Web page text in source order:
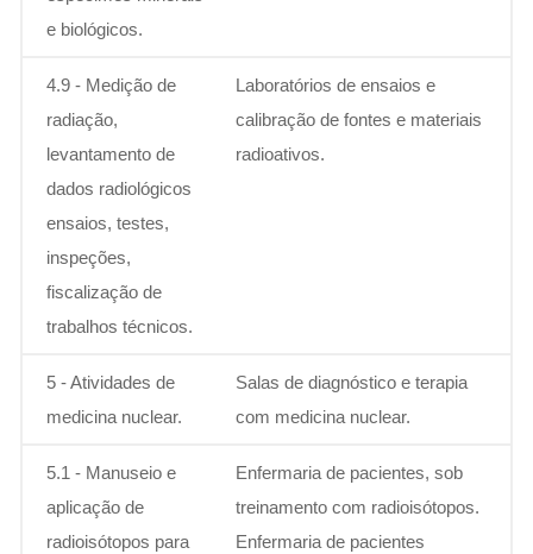
e biológicos.
4.9 - Medição de
radiação,
levantamento de
dados radiológicos
ensaios, testes,
inspeções,
fiscalização de
trabalhos técnicos.
Laboratórios de ensaios e
calibração de fontes e materiais
radioativos.
5 - Atividades de
medicina nuclear.
Salas de diagnóstico e terapia
com medicina nuclear.
5.1 - Manuseio e
aplicação de
radioisótopos para
Enfermaria de pacientes, sob
treinamento com radioisótopos.
Enfermaria de pacientes